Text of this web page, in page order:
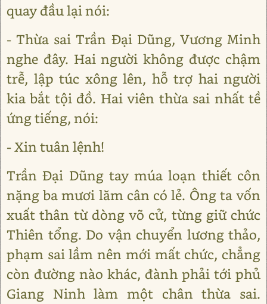
quay đầu lại nói:
- Thừa sai Trần Đại Dũng, Vương Minh
nghe đây. Hai người không được chậm
trễ, lập túc xông lên, hỗ trợ hai người
kia bắt tội đồ. Hai viên thừa sai nhất tề
ứng tiếng, nói:
- Xin tuân lệnh!
Trần Đại Dũng tay múa loạn thiết côn
nặng ba mươi lăm cân có lẻ. Ông ta vốn
xuất thân từ dòng võ cử, từng giữ chức
Thiên tổng. Do vận chuyển lương thảo,
phạm sai lầm nên mới mất chức, chẳng
còn đường nào khác, đành phải tới phủ
Giang Ninh làm một chân thừa sai.